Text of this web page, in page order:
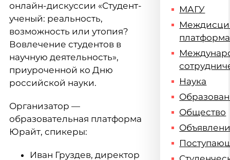
онлайн-дискуссии «Студент-
ученый: реальность,
возможность или утопия?
Вовлечение студентов в
научную деятельность»,
приуроченной ко Дню
российской науки.
Организатор —
образовательная платформа
Юрайт, спикеры:
Иван Груздев, директор
МАГУ
платформа
Наука
Общество